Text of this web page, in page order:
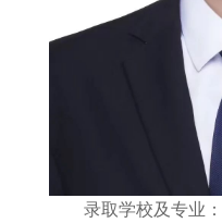
录取学校及专业：